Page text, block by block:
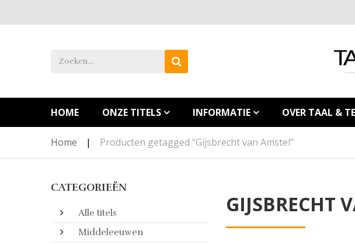
HOME ONZE TITELS INFORMATIE OVER TAAL &
Home | Producten getagged “Gijsbrecht van Amstel”
GIJSBRECHT
CATEGORIEËN
Alle titels
Middeleeuwen